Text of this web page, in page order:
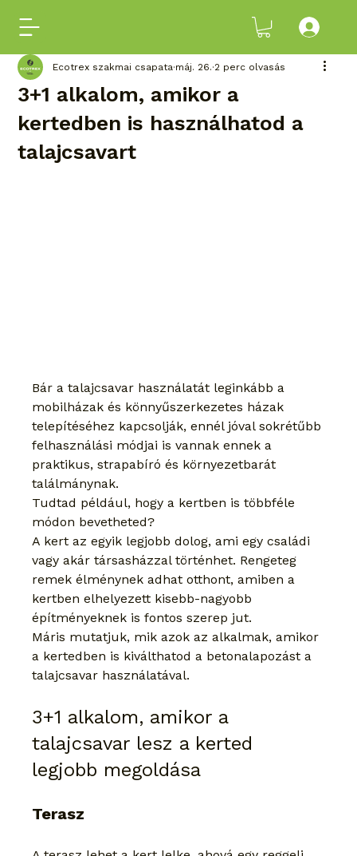
3+1 alkalom, amikor a
kertedben is használhatod a
talajcsavart
Ecotrex szakmai csapata máj. 26. 2 perc olvasás
Bár a talajcsavar használatát leginkább a
mobilházak és könnyűszerkezetes házak
telepítéséhez kapcsolják, ennél jóval sokrétűbb
felhasználási módjai is vannak ennek a
praktikus, strapabíró és környezetbarát
találmánynak.
Tudtad például, hogy a kertben is többféle
módon bevetheted?
A kert az egyik legjobb dolog, ami egy családi
vagy akár társasházzal történhet. Rengeteg
remek élménynek adhat otthont, amiben a
kertben elhelyezett kisebb-nagyobb
építményeknek is fontos szerep jut.
Máris mutatjuk, mik azok az alkalmak, amikor
a kertedben is kiválthatod a betonalapozást a
talajcsavar használatával.
3+1 alkalom, amikor a
talajcsavar lesz a kerted
legjobb megoldása
Terasz